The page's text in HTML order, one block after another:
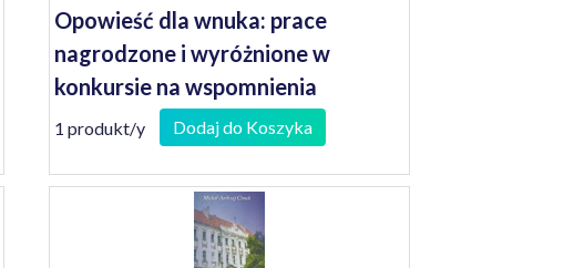
Opowieść dla wnuka: prace
nagrodzone i wyróżnione w
konkursie na wspomnienia
seniorów
1 produkt/y Dodaj do Koszyka